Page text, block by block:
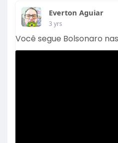
Everton Aguiar
3 yrs
Você segue Bolsonaro